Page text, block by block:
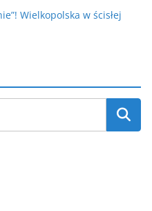
Wielkopolska w ścisłej